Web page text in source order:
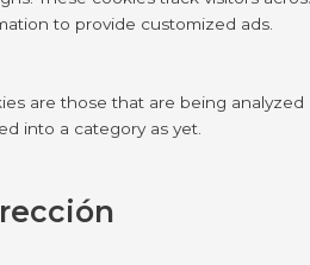
to provide customized ads.
are those that are being analyzed
into a category as yet.